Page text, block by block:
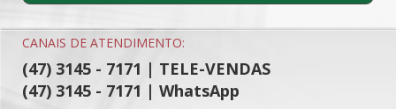
CANAIS DE ATENDIMENTO:
(47) 3145 - 7171 | TELE-VENDAS
(47) 3145 - 7171 | WhatsApp